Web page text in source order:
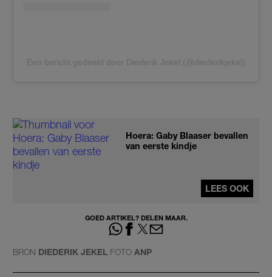
Een bericht gedeeld door Diederik Jekel (@diederikjekel)
Hoera: Gaby Blaaser bevallen
van eerste kindje
LEES OOK
GOED ARTIKEL? DELEN MAAR.
BRON DIEDERIK JEKEL FOTO ANP